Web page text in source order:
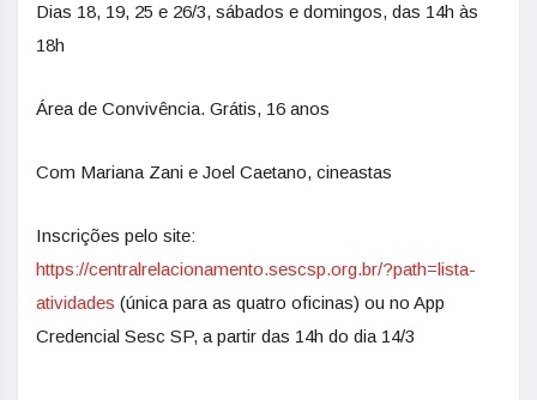
Dias 18, 19, 25 e 26/3, sábados e domingos, das 14h às
18h
Área de Convivência. Grátis, 16 anos
Com Mariana Zani e Joel Caetano, cineastas
Inscrições pelo site:
https://centralrelacionamento.sescsp.org.br/?path=lista-
atividades (única para as quatro oficinas) ou no App
Credencial Sesc SP, a partir das 14h do dia 14/3